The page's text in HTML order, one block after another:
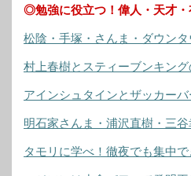
◎勉強に役立つ！偉人・天才・
松陰・手塚・さんま・ダウン
村上春樹とスティーブンキン
アインシュタインとザッカー
明石家さんま・浦沢直樹・三
タモリに学べ！徹夜でも集中